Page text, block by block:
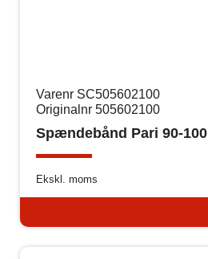
Varenr SC505602100
Originalnr 505602100
Spændebånd Pari 90-100
Ekskl. moms